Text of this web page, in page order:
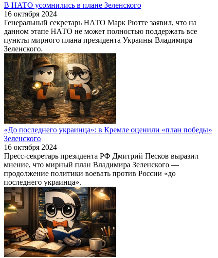
В НАТО усомнились в плане Зеленского
16 октября 2024
Генеральный секретарь НАТО Марк Рютте заявил, что на
данном этапе НАТО не может полностью поддержать все
пункты мирного плана президента Украины Владимира
Зеленского.
«До последнего украинца»: в Кремле оценили «план победы»
Зеленского
16 октября 2024
Пресс-секретарь президента РФ Дмитрий Песков выразил
мнение, что мирный план Владимира Зеленского —
продолжение политики воевать против России «до
последнего украинца».